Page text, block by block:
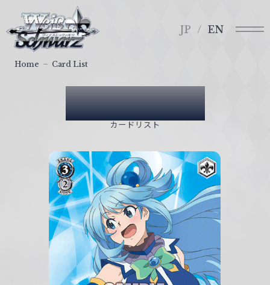
ァ
イ
JP EN
Card List
カードリスト
Home Card List